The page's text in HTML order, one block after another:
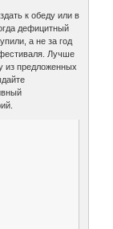
к обеду или в
дефицитный
а не за год
Лучше
из предложенных